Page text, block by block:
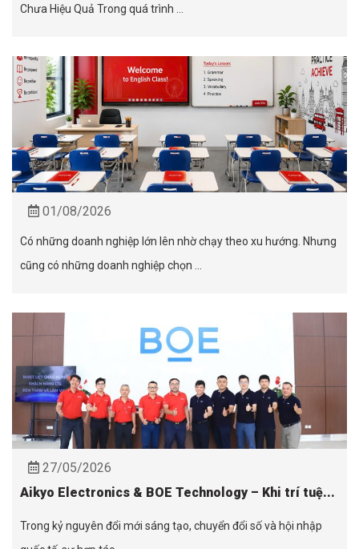
Chưa Hiệu Quả Trong quá trình ...
01/08/2026
Có những doanh nghiệp lớn lên nhờ chạy theo xu hướng. Nhưng
cũng có những doanh nghiệp chọn ...
27/05/2026
Aikyo Electronics & BOE Technology – Khi trí tuệ...
Trong kỷ nguyên đổi mới sáng tạo, chuyển đổi số và hội nhập